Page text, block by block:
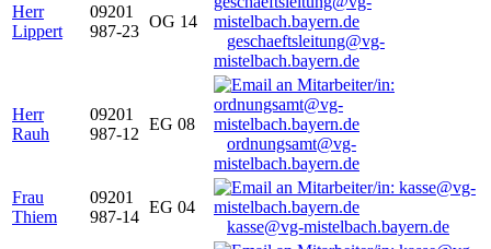
Herr
Lippert
09201
987-23
OG 14
geschaeftsleitung@vg-
mistelbach.bayern.de
Herr
Rauh
09201
987-12
EG 08
ordnungsamt@vg-
mistelbach.bayern.de
Frau
Thiem
09201
987-14
EG 04
kasse@vg-mistelbach.bayern.de